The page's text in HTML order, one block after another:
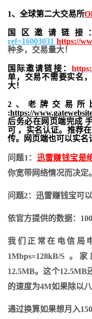
1、全球第二大交易所
国区邀请链接
ref=16003031 https://
种多，交易量大！
国际邀请链接：
单，交易不需要实名
大！
2、老牌交易所
:https://
后务必在网页端完成
可 ，实名认证。推荐
传。网页端也可以实名
问题1： 迅雷赚钱宝是
你宽带网络情况而决定。
问题2：迅雷赚钱宝可
依官方提供的数据：
我们正常在电信局
1Mbps=128kB/S 。
12.5MB。这个12.5MB
的速度为4M如果除以八
通过换算如果想月入